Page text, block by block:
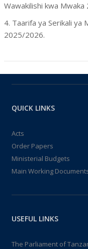
Wawakilishi kwa
4. Taarifa ya Serikali ya
2025/2026.
QUICK LINKS
Acts
Order Papers
Ministerial Budgets
Main Working
USEFUL LINKS
The Parliament of